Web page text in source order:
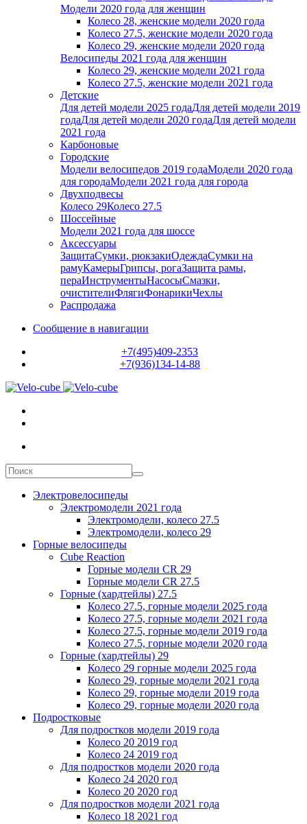
Модели 2020 года для женщин
Колесо 28, женские модели 2020 года
Колесо 27.5, женские модели 2020 года
Колесо 29, женские модели 2020 года
Велосипеды 2021 года для женщин
Колесо 29, женские модели 2021 года
Колесо 27.5, женские модели 2021 года
Детские
Для детей модели 2025 годаДля детей модели 2019
годаДля детей модели 2020 годаДля детей модели
2021 года
Карбоновые
Городские
Модели велосипедов 2019 годаМодели 2020 года
для городаМодели 2021 года для города
Двухподвесы
Колесо 29Колесо 27.5
Шоссейные
Модели 2021 года для шоссе
Аксессуары
ЗащитаСумки, рюкзакиОдеждаСумки на
рамуКамерыГрипсы, рогаЗащита рамы,
пераИнструментыНасосыСмазки,
очистителиФлягиФонарикиЧехлы
Распродажа
Сообщение в навигации
+7(495)409-2353
+7(936)134-14-88
Электровелосипеды
Электромодели 2021 года
Электромодели, колесо 27.5
Электромодели, колесо 29
Горные велосипеды
Cube Reaction
Горные модели CR 29
Горные модели CR 27.5
Горные (хардтейлы) 27.5
Колесо 27.5, горные модели 2025 года
Колесо 27.5, горные модели 2021 года
Колесо 27.5, горные модели 2019 года
Колесо 27.5, горные модели 2020 года
Горные (хардтейлы) 29
Колесо 29 горные модели 2025 года
Колесо 29, горные модели 2021 года
Колесо 29, горные модели 2019 года
Колесо 29, горные модели 2020 года
Подростковые
Для подростков модели 2019 года
Колесо 20 2019 год
Колесо 24 2019 год
Для подростков модели 2020 года
Колесо 24 2020 год
Колесо 20 2020 год
Для подростков модели 2021 года
Колесо 18 2021 год